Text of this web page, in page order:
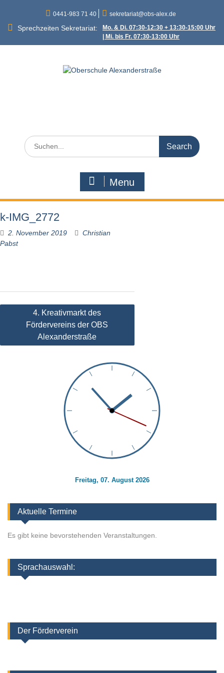
content
0441-983 71 40 sekretariat@obs-alex.de
Sprechzeiten Sekretariat:
Mo. & Di. 07:30-12:30 + 13:30-15:00 Uhr
| Mi. bis Fr. 07:30-13:00 Uhr
Search
for:
Menu
k-IMG_2772
2. November 2019
Christian
Pabst
Beitragsnavigation
4. Kreativmarkt des
Fördervereins der OBS
Alexanderstraße
Freitag, 07. August 2026
Aktuelle Termine
Es gibt keine bevorstehenden Veranstaltungen.
Sprachauswahl:
Der Förderverein